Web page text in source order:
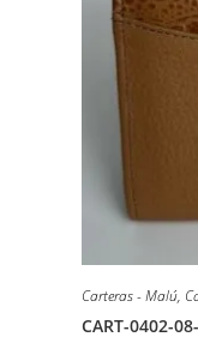
Carteras - Malú,
CART-0402-